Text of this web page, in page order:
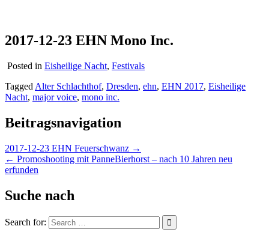
2017-12-23 EHN Mono Inc.
Posted in Eisheilige Nacht, Festivals
Tagged Alter Schlachthof, Dresden, ehn, EHN 2017, Eisheilige
Nacht, major voice, mono inc.
Beitragsnavigation
2017-12-23 EHN Feuerschwanz →
← Promoshooting mit PanneBierhorst – nach 10 Jahren neu
erfunden
Suche nach
Search for: